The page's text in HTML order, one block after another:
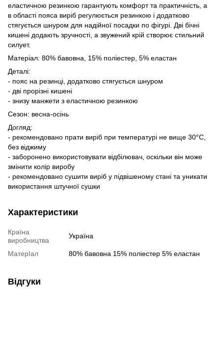
еластичною резинкою гарантують комфорт та практичність, а
в області пояса виріб регулюється резинкою і додатково
стягується шнуром для надійної посадки по фігурі. Дві бічні
кишені додають зручності, а звужений крій створює стильний
силует.
Матеріал: 80% бавовна, 15% поліестер, 5% еластан
Деталі:
- пояс на резинці, додатково стягується шнуром
- дві прорізні кишені
- знизу манжети з еластичною резинкою
Сезон: весна-осінь
Догляд:
- рекомендовано прати виріб при температурі не вище 30°C,
без віджиму
- заборонено використовувати відбілювач, оскільки він може
змінити колір виробу
- рекомендовано сушити виріб у підвішеному стані та уникати
використання штучної сушки
Характеристики
Країна
виробництва
Україна
МатерІал 80% бавовна 15% поліестер 5% еластан
Відгуки